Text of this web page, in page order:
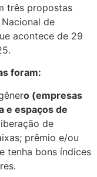
três propostas
de
acontece de 29
foram:
o (empresas
e espaços de
de
prêmio e/ou
tenha bons índices